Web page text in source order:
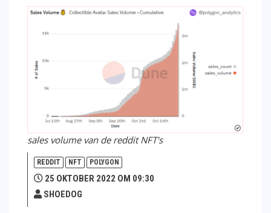
sales volume van de reddit NFT's
REDDIT NFT POLYGON
25 OKTOBER 2022 OM 09:30
SHOEDOG